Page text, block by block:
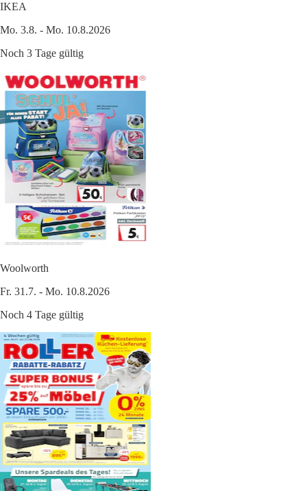
IKEA
Mo. 3.8. - Mo. 10.8.2026
Noch 3 Tage gültig
Woolworth
Fr. 31.7. - Mo. 10.8.2026
Noch 4 Tage gültig